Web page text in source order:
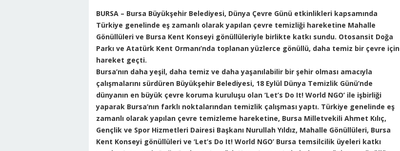
BURSA – Bursa Büyükşehir Belediyesi, Dünya Çevre Günü etkinlikleri kapsamında
Türkiye genelinde eş zamanlı olarak yapılan çevre temizliği hareketine Mahalle
Gönüllüleri ve Bursa Kent Konseyi gönüllüleriyle birlikte katkı sundu. Otosansit Doğa
Parkı ve Atatürk Kent Ormanı’nda toplanan yüzlerce gönüllü, daha temiz bir çevre için
hareket geçti.
Bursa’nın daha yeşil, daha temiz ve daha yaşanılabilir bir şehir olması amacıyla
çalışmalarını sürdüren Büyükşehir Belediyesi, 18 Eylül Dünya Temizlik Günü’nde
dünyanın en büyük çevre koruma kuruluşu olan ‘Let’s Do It! World NGO’ ile işbirliği
yaparak Bursa’nın farklı noktalarından temizlik çalışması yaptı. Türkiye genelinde eş
zamanlı olarak yapılan çevre temizleme hareketine, Bursa Milletvekili Ahmet Kılıç,
Gençlik ve Spor Hizmetleri Dairesi Başkanı Nurullah Yıldız, Mahalle Gönüllüleri, Bursa
Kent Konseyi gönüllüleri ve ‘Let’s Do It! World NGO’ Bursa temsilcilik üyeleri katkı